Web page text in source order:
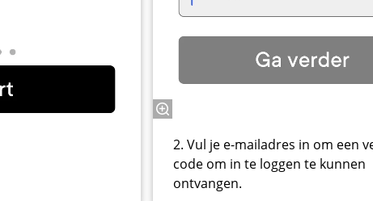
2. Vul je e-mailadres in om een
code om in te loggen te kunnen
ontvangen.